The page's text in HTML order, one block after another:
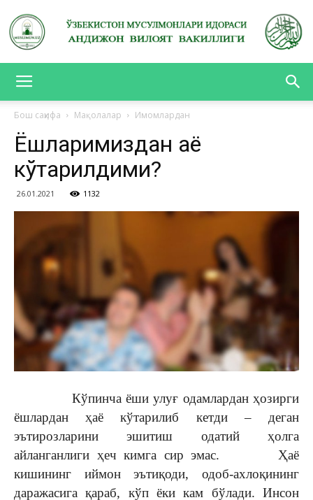
ВИЛОЯТ
ВАКИЛЛИГИ
Бош саҳифа Мақолалар Имомлардан
Ёшларимиздан ҳаё
кўтарилдими?
26.01.2021 1132
Кўпинча ёши улуғ одамлардан ҳозирги
ёшлардан ҳаё кўтарилиб кетди – деган
эътирозларини эшитиш одатий ҳолга
айланганлиги ҳеч кимга сир эмас. Ҳаё
кишининг иймон эътиқоди, одоб-ахлоқининг
даражасига қараб, кўп ёки кам бўлади. Инсон